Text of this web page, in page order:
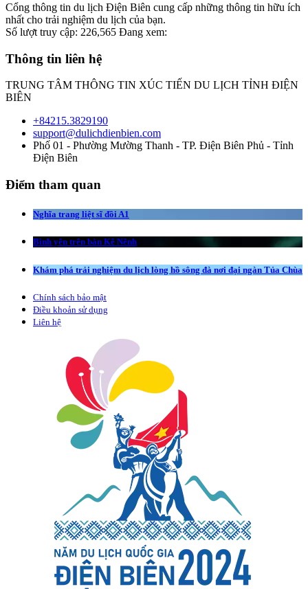
Cổng thông tin du lịch Điện Biên cung cấp những thông tin hữu ích
nhất cho trải nghiệm du lịch của bạn.
Số lượt truy cập: 226,565 Đang xem:
Thông tin liên hệ
TRUNG TÂM THÔNG TIN XÚC TIẾN DU LỊCH TỈNH ĐIỆN
BIÊN
+84215.3829190
support@dulichdienbien.com
Phố 01 - Phường Mường Thanh - TP. Điện Biên Phủ - Tỉnh
Điện Biên
Điểm tham quan
Nghĩa trang liệt sĩ đồi A1
Bình yên trên bản Kê Nênh
Khám phá trải nghiệm du lịch lòng hồ sông đà nơi đại ngàn Tủa Chùa
Chính sách bảo mật
Điều khoản sử dụng
Liên hệ